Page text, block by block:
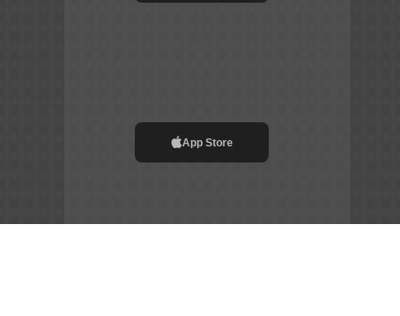
App Store